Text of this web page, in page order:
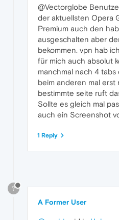
@Vectorglobe
der aktuellsten Opera
Premium auch den
ausgeschalten aber
bekommen. vpn hab
für mich auch absolut
manchmal nach 4
beim anderen mal erst
bestimmte seite ruft
Sollte es gleich mal
auch ein Screenshot
1 Reply
?
A Former User